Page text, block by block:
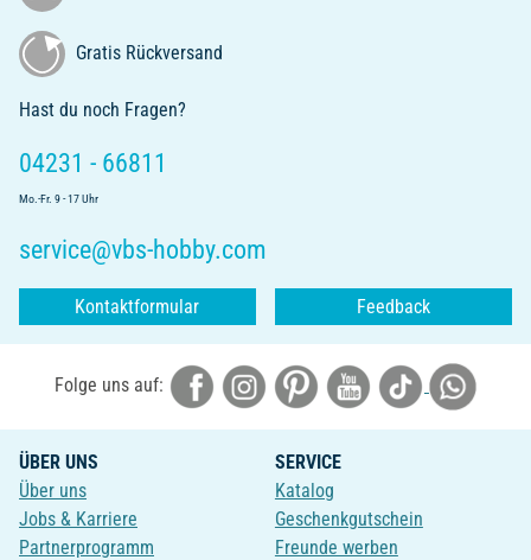
Gratis Rückversand
Hast du noch Fragen?
04231 - 66811
Mo.-Fr. 9 - 17 Uhr
service@vbs-hobby.com
Kontaktformular Feedback
Folge uns auf:
ÜBER UNS
Über uns
Jobs & Karriere
Partnerprogramm
SERVICE
Katalog
Geschenkgutschein
Freunde werben